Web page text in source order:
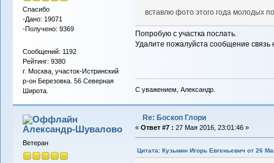
Спасибо
-Дано: 19071
-Получено: 9369
Сообщений: 1192
Рейтинг: 9380
г. Москва, участок-Истринский
р-он Березовка. 56 Северная
Широта.
вставлю фото этого года молодых
Попробую с участка послать.
Удалите пожалуйста сообщение связь
С уважением, Александр.
Александр-Шувалово
Ветеран
Re: Боскоп Глори
« Ответ #7 : 27 Мая 2016, 23:01:46 »
Цитата: Кузьмин Игорь Евгеньевич от 26